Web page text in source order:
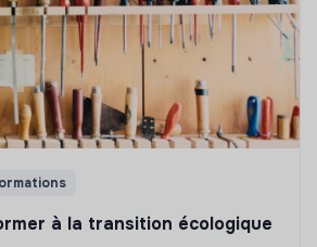
à la transition écologique